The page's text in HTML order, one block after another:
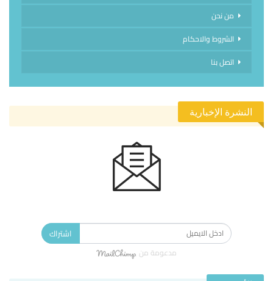
من نحن
الشروط والاحكام
اتصل بنا
النشرة الإخبارية
اشتراك
مدعومة من